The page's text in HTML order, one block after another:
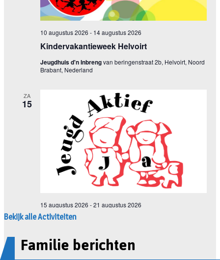
Bekijk alle Activiteiten
Familie berichten